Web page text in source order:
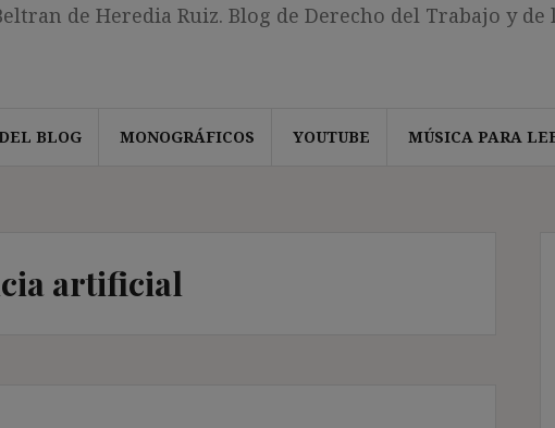
de Heredia Ruiz. Blog de Derecho del Trabajo y de
BLOG MONOGRÁFICOS YOUTUBE MÚSICA PARA
artificial